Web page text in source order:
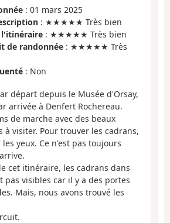
: 01 mars 2025
: ★★★★★ Très bien
l'itinéraire : ★★★★★ Très bien
de randonnée : ★★★★★ Très
: Non
départ depuis le Musée d'Orsay,
arrivée à Denfert Rochereau.
de marche avec des beaux
visiter. Pour trouver les cadrans,
yeux. Ce n'est pas toujours
cet itinéraire, les cadrans dans
pas visibles car il y a des portes
Mais, nous avons trouvé les